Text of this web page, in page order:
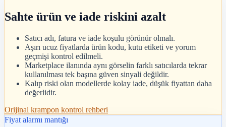
Sahte ürün ve iade riskini azalt
Satıcı adı, fatura ve iade koşulu görünür olmalı.
Aşırı ucuz fiyatlarda ürün kodu, kutu etiketi ve yorum
geçmişi kontrol edilmeli.
Marketplace ilanında aynı görselin farklı satıcılarda tekrar
kullanılması tek başına güven sinyali değildir.
Kalıp riski olan modellerde kolay iade, düşük fiyattan daha
değerlidir.
Orijinal krampon kontrol rehberi
Fiyat alarmı mantığı